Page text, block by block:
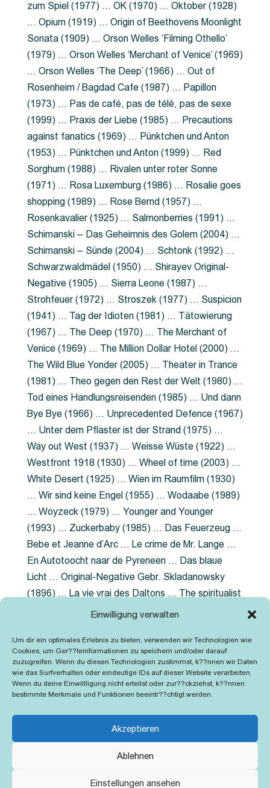
Einwilligung verwalten
Um dir ein optimales Erlebnis zu bieten, verwenden wir Technologien wie
Cookies, um Ger??teinformationen zu speichern und/oder darauf
zuzugreifen. Wenn du diesen Technologien zustimmst, k??nnen wir Daten
wie das Surfverhalten oder eindeutige IDs auf dieser Website verarbeiten.
Wenn du deine Einwillligung nicht erteilst oder zur??ckziehst, k??nnen
bestimmte Merkmale und Funktionen beeintr??chtigt werden.
Akzeptieren
Ablehnen
Einstellungen ansehen
zum Spiel (1977) … OK (1970) … Oktober (1928)
… Opium (1919) … Origin of Beethovens Moonlight
Sonata (1909) … Orson Welles ‘Filming Othello’
(1979) … Orson Welles ‘Merchant of Venice’ (1969)
… Orson Welles ‘The Deep’ (1966) … Out of
Rosenheim / Bagdad Cafe (1987) … Papillon
(1973) … Pas de café, pas de télé, pas de sexe
(1999) … Praxis der Liebe (1985) … Precautions
against fanatics (1969) … Pünktchen und Anton
(1953) … Pünktchen und Anton (1999) … Red
Sorghum (1988) … Rivalen unter roter Sonne
(1971) … Rosa Luxemburg (1986) … Rosalie goes
shopping (1989) … Rose Bernd (1957) …
Rosenkavalier (1925) … Salmonberries (1991) …
Schimanski – Das Geheimnis des Golem (2004) …
Schimanski – Sünde (2004) … Schtonk (1992) …
Schwarzwaldmädel (1950) … Shirayev Original-
Negative (1905) … Sierra Leone (1987) …
Strohfeuer (1972) … Stroszek (1977) … Suspicion
(1941) … Tag der Idioten (1981) … Tätowierung
(1967) … The Deep (1970) … The Merchant of
Venice (1969) … The Million Dollar Hotel (2000) …
The Wild Blue Yonder (2005) … Theater in Trance
(1981) … Theo gegen den Rest der Welt (1980) …
Tod eines Handlungsreisenden (1985) … Und dann
Bye Bye (1966) … Unprecedented Defence (1967)
… Unter dem Pflaster ist der Strand (1975) …
Way out West (1937) … Weisse Wüste (1922) …
Westfront 1918 (1930) … Wheel of time (2003) …
White Desert (1925) … Wien im Raumfilm (1930)
… Wir sind keine Engel (1955) … Wodaabe (1989)
… Woyzeck (1979) … Younger and Younger
(1993) … Zuckerbaby (1985) … Das Feuerzeug …
Bebe et Jeanne d’Arc … Le crime de Mr. Lange …
En Autotoocht naar de Pyreneen … Das blaue
Licht … Original-Negative Gebr. Skladanowsky
(1896) … La vie vrai des Daltons … The spiritualist
photographer … Feuer im Fjord … The Song of the
Grubenlampe … Tolstoy … Grün ist die Heide …
Lady Hamilton … Mütter verzaget nicht …
Ruttmann Werbefilme